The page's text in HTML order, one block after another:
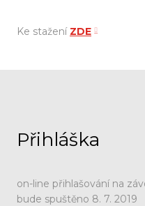
Ke stažení ZDE
Přihláška
on-line přihlašování na
bude spuštěno 8. 7. 2019